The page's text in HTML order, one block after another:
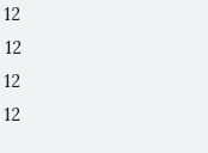
12
12
12
12